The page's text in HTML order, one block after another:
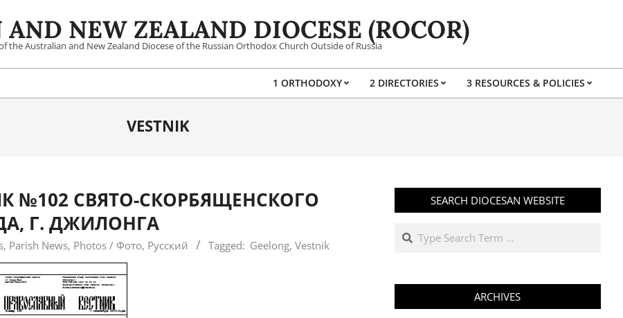
NEW ZEALAND DIOCESE (ROCOR)
the Australian and New Zealand Diocese of the Russian Orthodox Church Outside of Russia
1 ORTHODOXY 2 DIRECTORIES 3 RESOURCES & POLICIES
VESTNIK
№102 СВЯТО-СКОРБЯЩЕНСКОГО
Г. ДЖИЛОНГА
, Parish News, Photos / Фото, Русский Tagged: Geelong,Vestnik
SEARCH DIOCESAN WEBSITE
Search
ARCHIVES